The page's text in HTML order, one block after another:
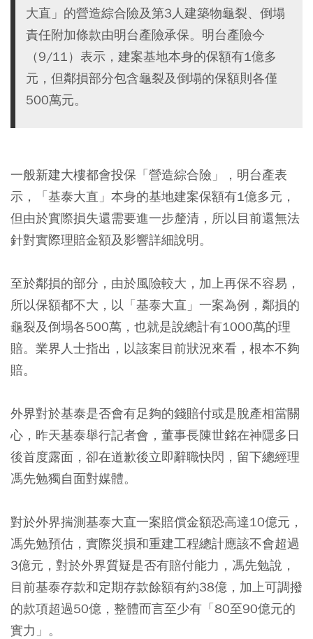
大直」的營造綜合險及第3人建築物龜裂、倒塌
責任附加條款由明台產險承保。明台產險今
（9/11）表示，建案基地本身的保額有1億多
元，但鄰損部分包含龜裂及倒塌的保額則各僅
500萬元。
一般新建大樓都會投保「營造綜合險」，明台產表
示，「基泰大直」本身的基地建案保額有1億多元，
但由於實際損失還需要進一步釐清，所以目前還無法
針對實際理賠金額及影響詳細說明。
至於鄰損的部分，由於風險較大，加上再保不容易，
所以保額都不大，以「基泰大直」一案為例，鄰損的
龜裂及倒塌各500萬，也就是說總計有1000萬的理
賠。業界人士指出，以該案目前狀況來看，根本不夠
賠。
外界對於基泰是否會有足夠的錢賠付或是脫產相當關
心，昨天基泰舉行記者會，董事長陳世銘在神隱多日
後首度露面，卻在道歉後立即辭職快閃，留下總經理
馮先勉獨自面對媒體。
對於外界揣測基泰大直一案賠償金額恐高達10億元，
馮先勉預估，實際災損和重建工程總計應該不會超過
3億元，對於外界質疑是否有賠付能力，馮先勉說，
目前基泰存款和定期存款餘額有約38億，加上可調撥
的款項超過50億，整體而言至少有「80至90億元的
實力」。